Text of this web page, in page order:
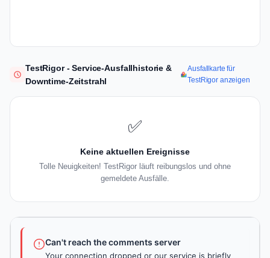
TestRigor - Service-Ausfallhistorie &
Downtime-Zeitstrahl
Ausfallkarte für
TestRigor anzeigen
✅
Keine aktuellen Ereignisse
Tolle Neuigkeiten! TestRigor läuft reibungslos und ohne
gemeldete Ausfälle.
Can't reach the comments server
Your connection dropped or our service is briefly